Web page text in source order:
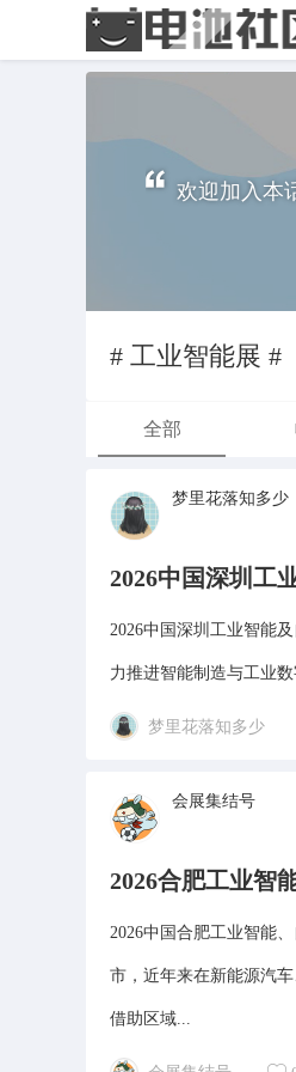
欢迎加入本
# 工业智能展 #
全部
梦里花落知多少
2026中国深圳工
2026中国深圳工业智能
力推进智能制造与工业
梦里花落知多少
会展集结号
2026合肥工业智
2026中国合肥工业智能
市，近年来在新能源汽
借助区域...